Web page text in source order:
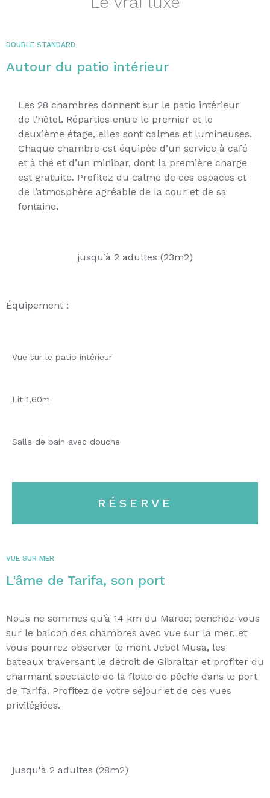
DOUBLE STANDARD
Autour du patio intérieur
Les 28 chambres donnent sur le patio intérieur
de l’hôtel. Réparties entre le premier et le
deuxième étage, elles sont calmes et lumineuses.
Chaque chambre est équipée d’un service à café
et à thé et d’un minibar, dont la première charge
est gratuite. Profitez du calme de ces espaces et
de l’atmosphère agréable de la cour et de sa
fontaine.
jusqu’à 2 adultes (23m2)
Équipement :
Vue sur le patio intérieur
Lit 1,60m
Salle de bain avec douche
RÉSERVE
VUE SUR MER
L'âme de Tarifa, son port
Nous ne sommes qu’à 14 km du Maroc; penchez-vous
sur le balcon des chambres avec vue sur la mer, et
vous pourrez observer le mont Jebel Musa, les
bateaux traversant le détroit de Gibraltar et profiter du
charmant spectacle de la flotte de pêche dans le port
de Tarifa. Profitez de votre séjour et de ces vues
privilégiées.
jusqu'à 2 adultes (28m2)